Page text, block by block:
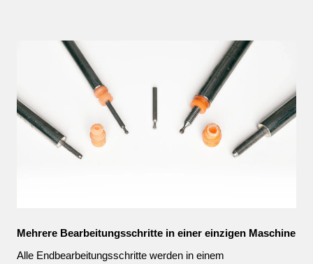
Mehrere Bearbeitungsschritte in einer einzigen Maschine
Alle Endbearbeitungsschritte werden in einem